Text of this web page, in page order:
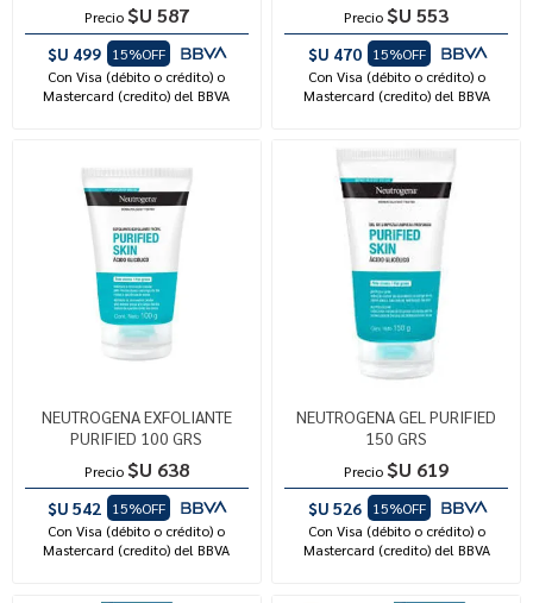
Precio $U 587
$U 499
15%OFF
Con Visa (débito o crédito) o
Mastercard (credito) del BBVA
Precio $U 553
$U 470
15%OFF
Con Visa (débito o crédito) o
Mastercard (credito) del BBVA
NEUTROGENA EXFOLIANTE
PURIFIED 100 GRS
Precio $U 638
$U 542
15%OFF
Con Visa (débito o crédito) o
Mastercard (credito) del BBVA
NEUTROGENA GEL PURIFIED
150 GRS
Precio $U 619
$U 526
15%OFF
Con Visa (débito o crédito) o
Mastercard (credito) del BBVA